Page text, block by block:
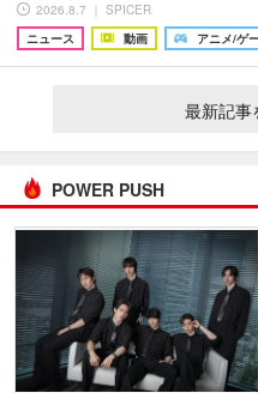
2026.8.7 ｜ SPICER
ニュース
動画 アニメ/ゲ
最新記事
POWER PUSH